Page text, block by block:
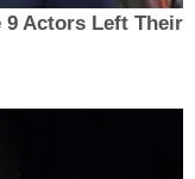
9 Actors Left Their